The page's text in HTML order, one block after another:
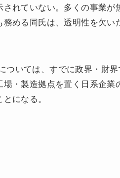
されていない。多くの事業が
める同氏は、透明性を欠い
ついては、すでに政界・財
・製造拠点を置く日系企業
になる。